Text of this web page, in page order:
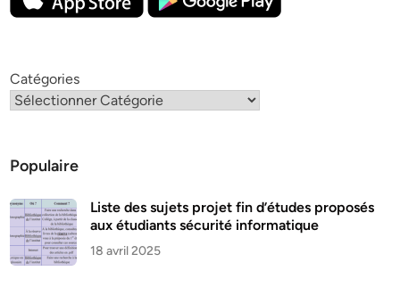
Catégories
Populaire
Liste des sujets projet fin d’études proposés
aux étudiants sécurité informatique
18 avril 2025